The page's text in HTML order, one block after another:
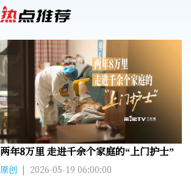
两年8万里 走进千余个家庭的“上门护士”
原创 | 2026-05-19 06:00:00